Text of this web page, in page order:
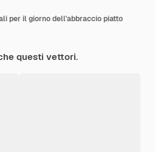
per il giorno dell'abbraccio piatto
questi vettori.